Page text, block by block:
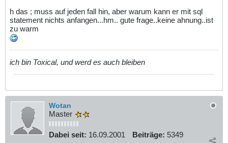
h das ; muss auf jeden fall hin, aber warum kann er mit sql
statement nichts anfangen...hm.. gute frage..keine ahnung..ist
zu warm
ich bin Toxical, und werd es auch bleiben
Wotan
Master
Dabei seit: 16.09.2001 Beiträge: 5349